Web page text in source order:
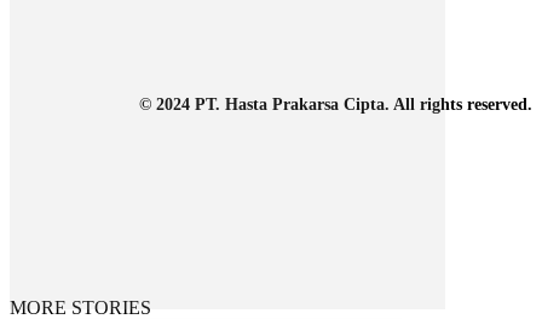
© 2024 PT. Hasta Prakarsa Cipta. All rights reserved.
MORE STORIES